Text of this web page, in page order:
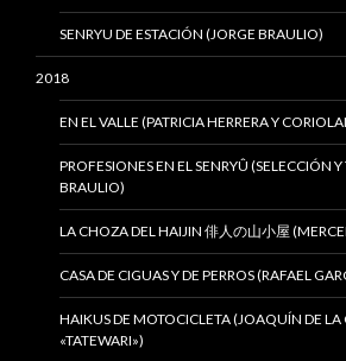
SENRYU DE ESTACIÓN (JORGE BRAULIO)
2018
EN EL VALLE (PATRICIA HERRERA Y
PROFESIONES EN EL SENRYÛ (SELECCIÓN
BRAULIO)
LA CHOZA DEL HAIJIN 俳人の山小屋
CASA DE CIGUAS Y DE PERROS (RAFAEL
HAIKUS DE MOTOCICLETA (JOAQUÍN DE LA
«TATEWARI»)